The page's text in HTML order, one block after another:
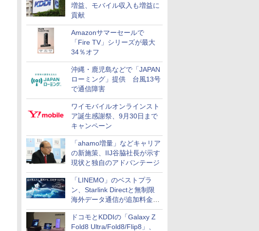
増益、モバイル収入も増益に
貢献
Amazonサマーセールで
「Fire TV」シリーズが最大
34％オフ
沖縄・鹿児島などで「JAPAN
ローミング」提供 台風13号
で通信障害
ワイモバイルオンラインスト
ア誕生感謝祭、9月30日まで
キャンペーン
「ahamo増量」などキャリア
の新施策、IIJ谷脇社長が示す
現状と独自のアドバンテージ
「LINEMO」のベストプラ
ン、Starlink Directと無制限
海外データ通信が追加料金な
しに
ドコモとKDDIの「Galaxy Z
Fold8 Ultra/Fold8/Flip8」、